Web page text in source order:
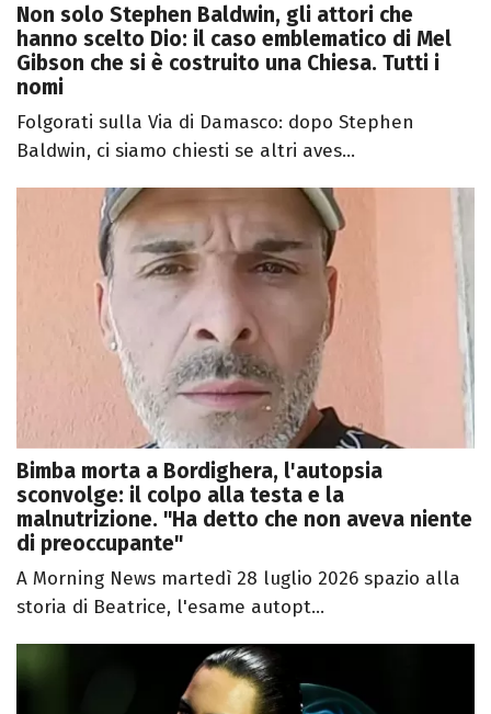
Non solo Stephen Baldwin, gli attori che
hanno scelto Dio: il caso emblematico di Mel
Gibson che si è costruito una Chiesa. Tutti i
nomi
Folgorati sulla Via di Damasco: dopo Stephen
Baldwin, ci siamo chiesti se altri aves...
Bimba morta a Bordighera, l'autopsia
sconvolge: il colpo alla testa e la
malnutrizione. "Ha detto che non aveva niente
di preoccupante"
A Morning News martedì 28 luglio 2026 spazio alla
storia di Beatrice, l'esame autopt...